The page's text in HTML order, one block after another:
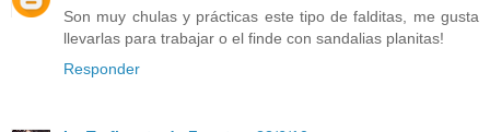
Son muy chulas y prácticas este tipo de falditas, me gusta
llevarlas para trabajar o el finde con sandalias planitas!
Responder